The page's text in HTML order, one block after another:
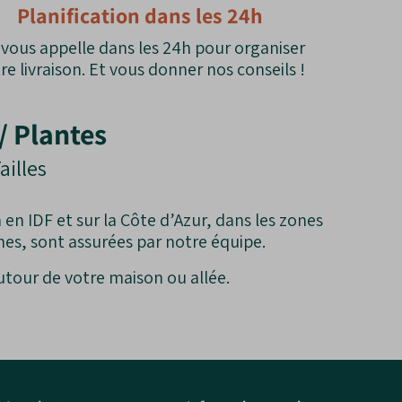
Planification dans les 24h
appelle dans les 24h pour organiser
livraison. Et vous donner nos conseils !
Plantes
IDF et sur la Côte d’Azur, dans les zones
sont assurées par notre équipe.
de votre maison ou allée.